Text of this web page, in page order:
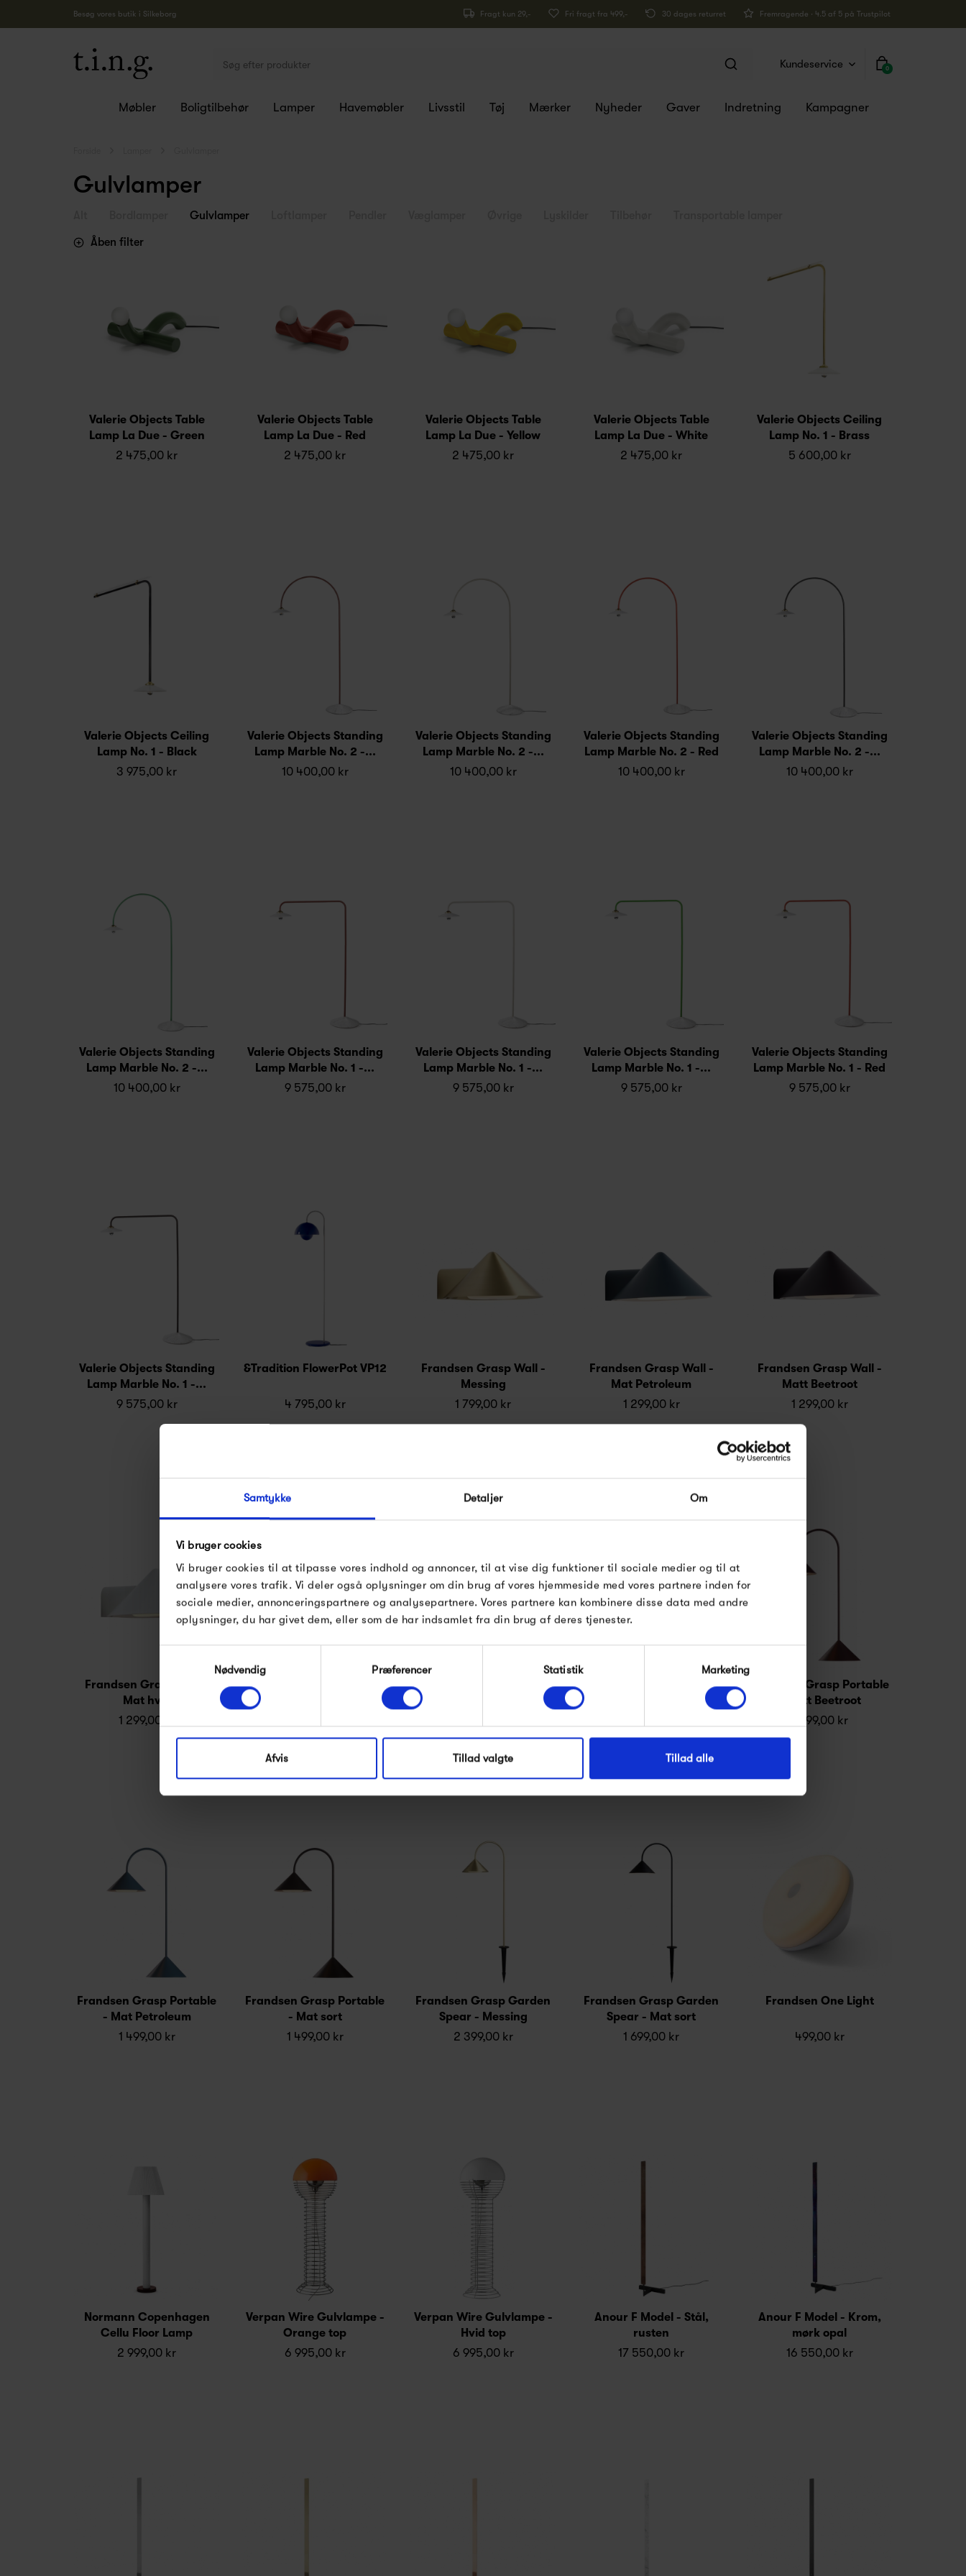
Samtykke Detaljer Om
Vi bruger cookies
Vi bruger cookies til at tilpasse vores indhold og annoncer, til at vise dig funktioner til sociale medier og til at
analysere vores trafik. Vi deler også oplysninger om din brug af vores hjemmeside med vores partnere inden for
sociale medier, annonceringspartnere og analysepartnere. Vores partnere kan kombinere disse data med andre
oplysninger, du har givet dem, eller som de har indsamlet fra din brug af deres tjenester.
Nødvendig
Præferencer Statistik Marketing
Afvis Tillad valgte Tillad alle
Besøg vores butik i Silkeborg Fragt kun 29,- Fri fragt fra 499,- 30 dages returret Fremragende · 4.5 af 5 på Trustpilot
0
Kundeservice
Møbler Boligtilbehør Lamper Havemøbler Livsstil Tøj Mærker Nyheder Gaver Indretning Kampagner
Gulvlamper
Gulvlamper
Åben filter
Valerie Objects Table
Lamp La Due - Green
2 475,00 kr
Valerie Objects Table
Lamp La Due - Red
2 475,00 kr
Valerie Objects Table
Lamp La Due - Yellow
2 475,00 kr
Valerie Objects Table
Lamp La Due - White
2 475,00 kr
Valerie Objects Ceiling
Lamp No. 1 - Brass
5 600,00 kr
Valerie Objects Ceiling
Lamp No. 1 - Black
3 975,00 kr
Valerie Objects Standing
Lamp Marble No. 2 -...
10 400,00 kr
Valerie Objects Standing
Lamp Marble No. 2 -...
10 400,00 kr
Valerie Objects Standing
Lamp Marble No. 2 - Red
10 400,00 kr
Valerie Objects Standing
Lamp Marble No. 2 -...
10 400,00 kr
Valerie Objects Standing
Lamp Marble No. 2 -...
10 400,00 kr
Valerie Objects Standing
Lamp Marble No. 1 -...
9 575,00 kr
Valerie Objects Standing
Lamp Marble No. 1 -...
9 575,00 kr
Valerie Objects Standing
Lamp Marble No. 1 -...
9 575,00 kr
Valerie Objects Standing
Lamp Marble No. 1 - Red
9 575,00 kr
Valerie Objects Standing
Lamp Marble No. 1 -...
9 575,00 kr
&Tradition FlowerPot VP12
4 795,00 kr
Frandsen Grasp Wall -
Messing
1 799,00 kr
Frandsen Grasp Wall -
Mat Petroleum
1 299,00 kr
Frandsen Grasp Wall -
Matt Beetroot
1 299,00 kr
Frandsen Grasp Wall -
Mat hvid
1 299,00 kr
Frandsen Grasp Wall -
Frandsen Grasp Portable
Frandsen Grasp Portable
Frandsen Grasp Portable
- Matt Beetroot
1 499,00 kr
Frandsen Grasp Portable
- Mat Petroleum
1 499,00 kr
Frandsen Grasp Portable
- Mat sort
1 499,00 kr
Frandsen Grasp Garden
Spear - Messing
2 399,00 kr
Frandsen Grasp Garden
Spear - Mat sort
1 699,00 kr
Frandsen One Light
499,00 kr
Normann Copenhagen
Cellu Floor Lamp
2 999,00 kr
Verpan Wire Gulvlampe -
Orange top
6 995,00 kr
Verpan Wire Gulvlampe -
Hvid top
6 995,00 kr
Anour F Model - Stål,
rusten
17 550,00 kr
Anour F Model - Krom,
mørk opal
16 550,00 kr